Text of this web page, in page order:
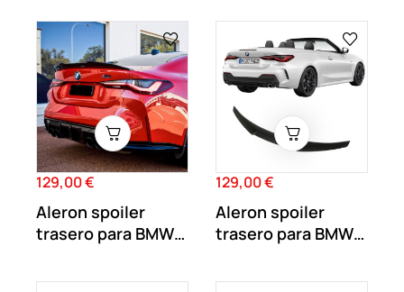
Precio
129,00 €
Aleron spoiler
trasero para BMW
Precio
129,00 €
Aleron spoiler
trasero para BMW